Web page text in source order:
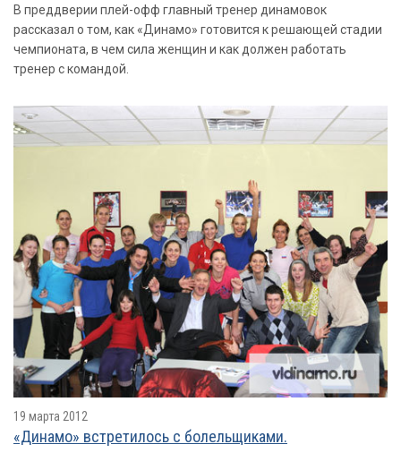
В преддверии плей-офф главный тренер динамовок
рассказал о том, как «Динамо» готовится к решающей стадии
чемпионата, в чем сила женщин и как должен работать
тренер с командой.
19 марта 2012
«Динамо» встретилось с болельщиками.